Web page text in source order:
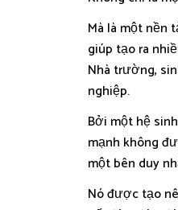
Mà là một nền
giúp tạo ra
Nhà trường,
nghiệp.
Bởi một hệ
mạnh không
một bên duy
Nó được tạo